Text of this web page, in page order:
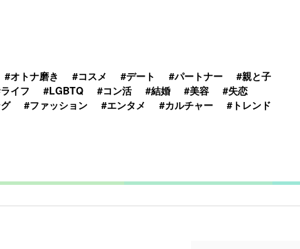
#オトナ磨き #コスメ #デート #パートナー
#親と子
イフ #LGBTQ #コン活 #結婚 #美容
#失恋
#ファッション #エンタメ #カルチャー #トレンド